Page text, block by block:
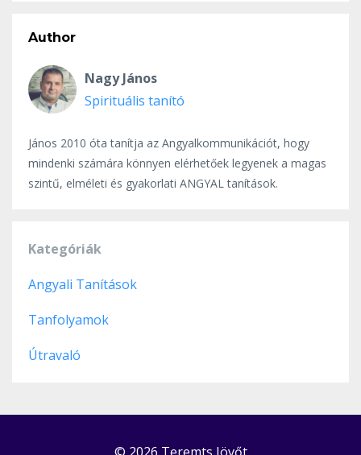
Author
Nagy János
Spirituális tanító
János 2010 óta tanítja az Angyalkommunikációt, hogy
mindenki számára könnyen elérhetőek legyenek a magas
szintű, elméleti és gyakorlati ANGYAL tanítások.
Kategóriák
Angyali Tanítások
Tanfolyamok
Útravaló